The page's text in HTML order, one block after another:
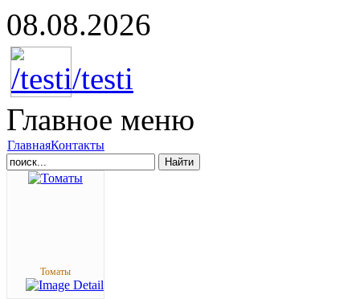
08.08.2026
Главное меню
ГлавнаяКонтакты
Найти
Томаты